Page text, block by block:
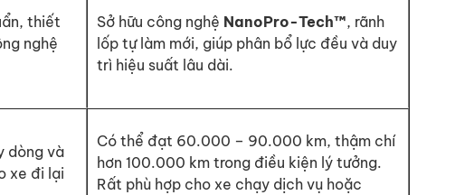
thiết
nghệ
Sở hữu công nghệ NanoPro-Tech™, rãnh
lốp tự làm mới, giúp phân bổ lực đều và duy
trì hiệu suất lâu dài.
dòng và
xe đi lại
Có thể đạt 60.000 – 90.000 km, thậm chí
hơn 100.000 km trong điều kiện lý tưởng.
Rất phù hợp cho xe chạy dịch vụ hoặc